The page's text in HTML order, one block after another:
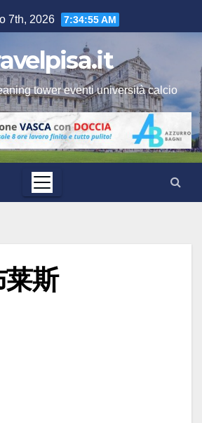
7th, 2026 7:34:56 AM
tower eventi università calcio
斯